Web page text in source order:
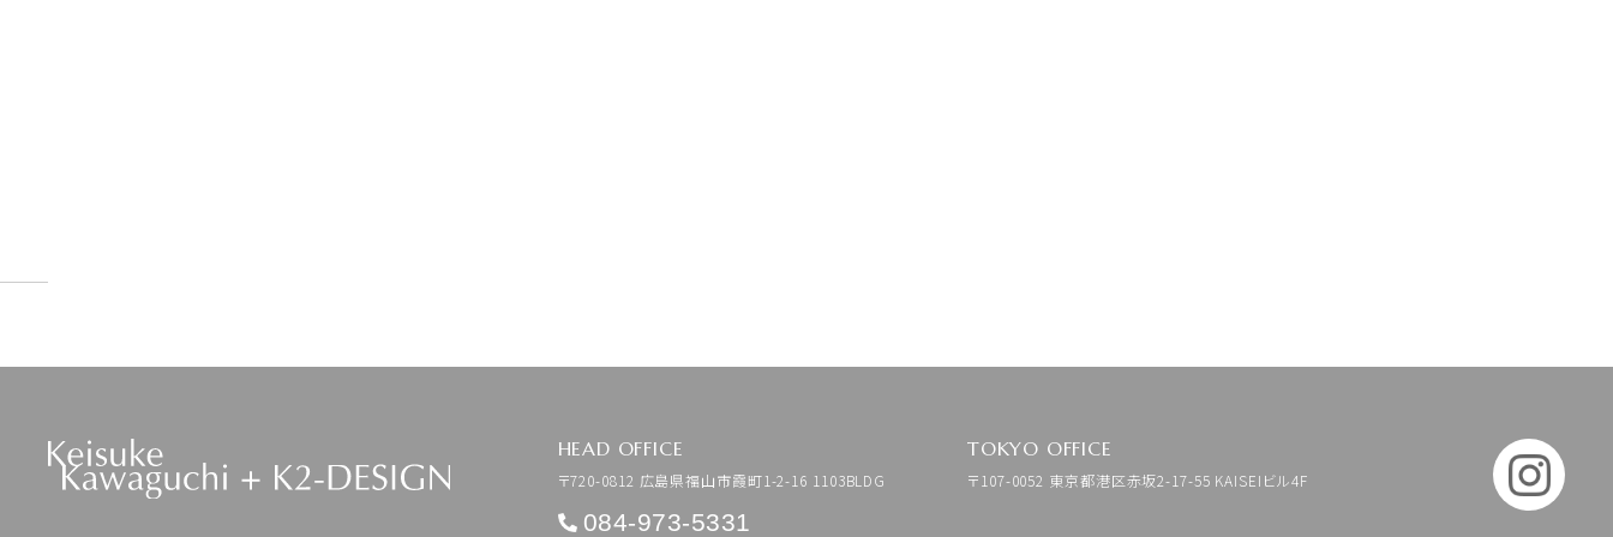
HEAD OFFICE
〒720-0812 広島県福山市霞町1-2-16 1103BLDG
084-973-5331
TOKYO OFFICE
〒107-0052 東京都港区赤坂2-17-55 KAISEIビル4F